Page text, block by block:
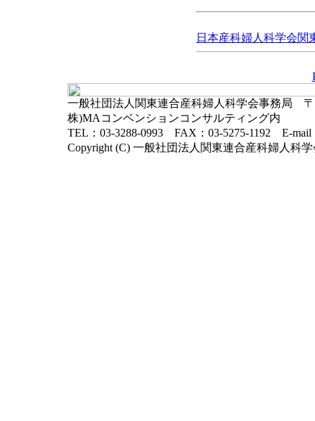
日本産科婦人科学会関
一般社団法人関東連合産科婦人科学会事務局 〒
株)MAコンベンションコンサルティング内
TEL：03-3288-0993 FAX：03-5275-1192 E-mail
Copyright (C) 一般社団法人関東連合産科婦人科